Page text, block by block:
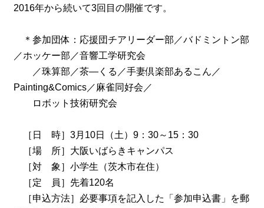
2016年から続いて3回目の開催です。
＊参加団体：応援団チアリーダー部／バドミントン部
／ホッケー部／音響工学研究会
／珠算部／茶―くる／手妻倶楽部あるこん／
Painting&Comics／麻雀同好会／
ロボット技術研究会
［日 時］3月10日（土）9：30～15：30
［場 所］大阪いばらきキャンパス
［対 象］小学生（茨木市在住）
［定 員］先着120名
［申込方法］必要事項を記入した「参加申込書」を郵